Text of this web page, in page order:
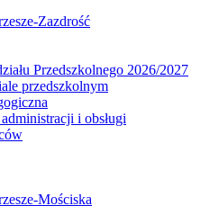
Zazdrość
Przedszkolnego 2026/2027
przedszkolnym
i obsługi
Mościska